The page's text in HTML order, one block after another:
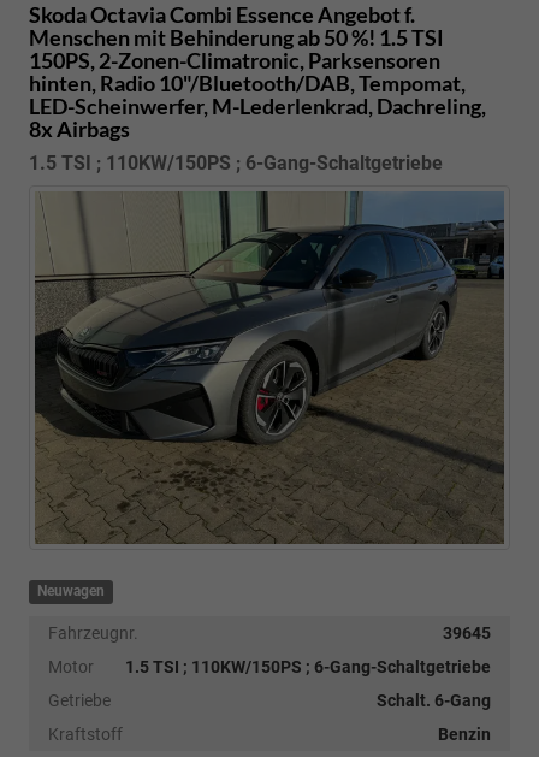
Skoda Octavia Combi Essence Angebot f.
Menschen mit Behinderung ab 50 %! 1.5 TSI
150PS, 2-Zonen-Climatronic, Parksensoren
hinten, Radio 10"/Bluetooth/DAB, Tempomat,
LED-Scheinwerfer, M-Lederlenkrad, Dachreling,
8x Airbags
1.5 TSI ; 110KW/150PS ; 6-Gang-Schaltgetriebe
Neuwagen
Fahrzeugnr.
39645
Motor
1.5 TSI ; 110KW/150PS ; 6-Gang-Schaltgetriebe
Getriebe
Schalt. 6-Gang
Kraftstoff
Benzin